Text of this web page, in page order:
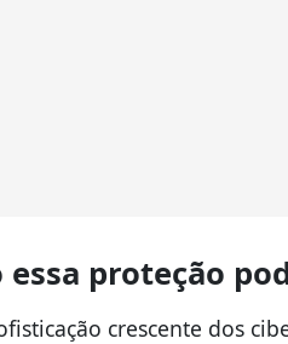
essa proteção
crescente dos